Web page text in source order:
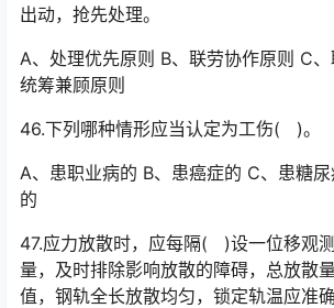
出动，抢先处理。
A、处理优先原则 B、联劳协作原则 C、
统筹兼顾原则
46.下列哪种情形应当认定为工伤( )。
A、患职业病的 B、患癌症的 C、患糖
的
47.应力放散时，应每隔( )设一位移观
量，及时排除影响放散的障碍，总放散
值，钢轨全长放散均匀，锁定轨温应准确